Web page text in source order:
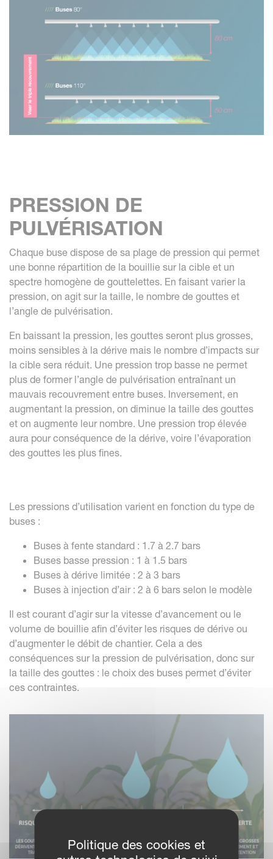
PRESSION DE
PULVÉRISATION
Chaque buse dispose de sa plage de pression qui permet
une bonne répartition de la bouillie sur la cible et un
spectre homogène de gouttelettes. En faisant varier la
pression, on agit sur la taille, le nombre de gouttes et
l’angle de pulvérisation.
En baissant la pression, les gouttes seront plus grosses,
moins sensibles à la dérive mais le nombre d’impacts sur
la cible sera réduit. Une pression trop basse ne permet
plus de former l’angle de pulvérisation entraînant un
mauvais recouvrement entre buses. Inversement, en
augmentant la pression, on diminue la taille des gouttes
et on augmente leur nombre. Une pression trop élevée
aura pour conséquence de la dérive, voire l’évaporation
des gouttes les plus fines.
Les pressions d’utilisation varient en fonction du type de
buses :
Buses à fente standard : 1.7 à 2.7 bars
Buses basse pression : 1 à 1.5 bars
Buses à dérive limitée : 2 à 3 bars
Buses à injection d’air : 2 à 6 bars selon le modèle
Il est courant d’agir sur la vitesse d’avancement ou le
volume de bouillie afin d’éviter les risques de dérive ou
d’augmenter le débit de chantier. Cela a des
conséquences sur la pression de pulvérisation, donc sur
la taille des gouttes : le choix des buses permet d’éviter
ces contraintes.
Politique des cookies et